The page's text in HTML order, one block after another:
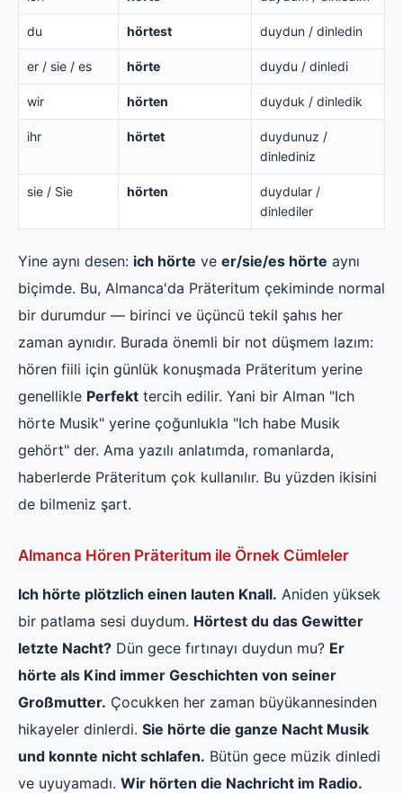
du hörtest duydun / dinledin
er / sie / es hörte duydu / dinledi
wir hörten duyduk / dinledik
ihr hörtet
duydunuz /
dinlediniz
sie / Sie hörten
duydular /
dinlediler
Yine aynı desen: ich hörte ve er/sie/es hörte aynı
biçimde. Bu, Almanca'da Präteritum çekiminde normal
bir durumdur — birinci ve üçüncü tekil şahıs her
zaman aynıdır. Burada önemli bir not düşmem lazım:
hören fiili için günlük konuşmada Präteritum yerine
genellikle Perfekt tercih edilir. Yani bir Alman "Ich
hörte Musik" yerine çoğunlukla "Ich habe Musik
gehört" der. Ama yazılı anlatımda, romanlarda,
haberlerde Präteritum çok kullanılır. Bu yüzden ikisini
de bilmeniz şart.
Almanca Hören Präteritum ile Örnek Cümleler
Ich hörte plötzlich einen lauten Knall. Aniden yüksek
bir patlama sesi duydum. Hörtest du das Gewitter
letzte Nacht? Dün gece fırtınayı duydun mu? Er
hörte als Kind immer Geschichten von seiner
Großmutter. Çocukken her zaman büyükannesinden
hikayeler dinlerdi. Sie hörte die ganze Nacht Musik
und konnte nicht schlafen. Bütün gece müzik dinledi
ve uyuyamadı. Wir hörten die Nachricht im Radio.